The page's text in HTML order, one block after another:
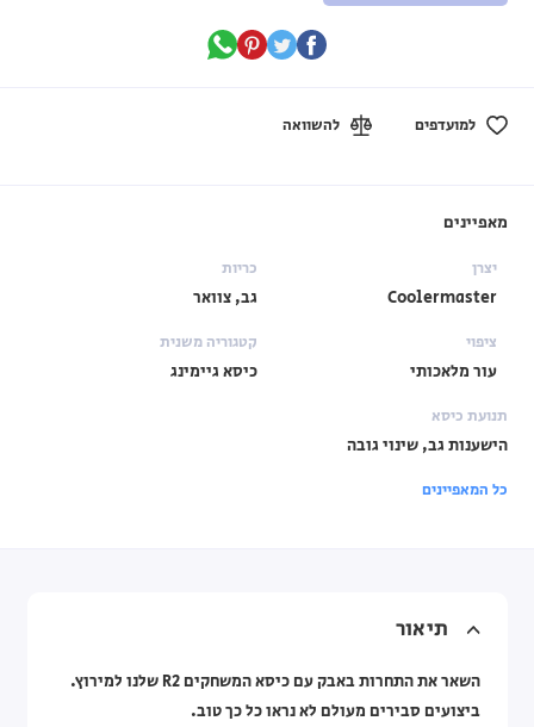
למועדפים להשוואה
מאפיינים
יצרן
Coolermaster
כריות
גב, צוואר
ציפוי
עור מלאכותי
קטגוריה משנית
כיסא גיימינג
תנועת כיסא
הישענות גב, שינוי גובה
כל המאפיינים
תיאור
השאר את התחרות באבק עם כיסא המשחקים R2 שלנו למירוץ.
ביצועים סבירים מעולם לא נראו כל כך טוב.